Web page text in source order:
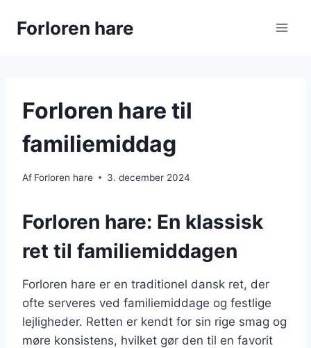
Forloren hare
Forloren hare til
familiemiddag
Af Forloren hare 3. december 2024
Forloren hare: En klassisk
ret til familiemiddagen
Forloren hare er en traditionel dansk ret, der
ofte serveres ved familiemiddage og festlige
lejligheder. Retten er kendt for sin rige smag og
møre konsistens, hvilket gør den til en favorit